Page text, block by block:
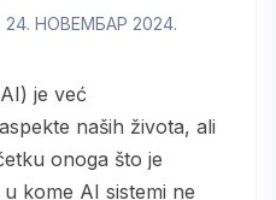
24. НОВЕМБАР 2024.
naših života, ali
onoga što je
kome AI sistemi ne